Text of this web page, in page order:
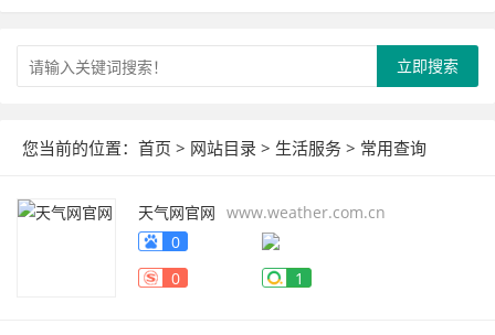
立即搜索
您当前的位置： 首页 > 网站目录 > 生活服务 > 常用查询
天气网官网 www.weather.com.cn
0
0
1